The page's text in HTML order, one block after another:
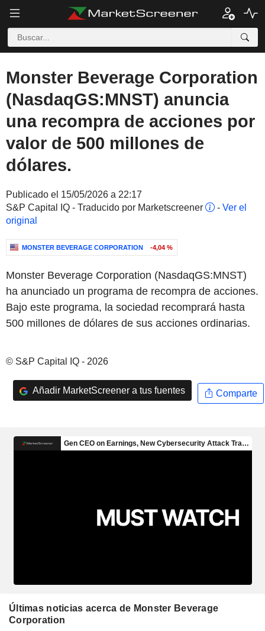
Monster Beverage Corporation
(NasdaqGS:MNST) anuncia
una recompra de acciones por
valor de 500 millones de
dólares.
Publicado el 15/05/2026 a 22:17
S&P Capital IQ - Traducido por Marketscreener
- Ver el
original
MONSTER BEVERAGE CORPORATION -4,04 %
Monster Beverage Corporation (NasdaqGS:MNST)
ha anunciado un programa de recompra de acciones.
Bajo este programa, la sociedad recomprará hasta
500 millones de dólares de sus acciones ordinarias.
© S&P Capital IQ - 2026
Añadir MarketScreener a tus fuentes Comparte
Últimas noticias acerca de Monster Beverage
Corporation